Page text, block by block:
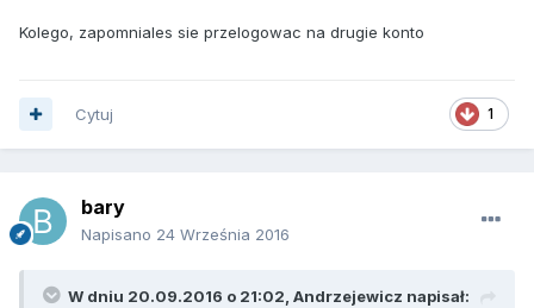
Kolego, zapomniales sie przelogowac na drugie konto
1
Cytuj
bary
Napisano 24 Września 2016
W dniu 20.09.2016 o 21:02, Andrzejewicz napisał: